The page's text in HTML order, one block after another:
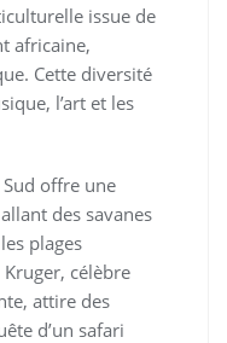
issue de
africaine,
Cette diversité
l’art et les
offre une
des savanes
plages
célèbre
attire des
d’un safari